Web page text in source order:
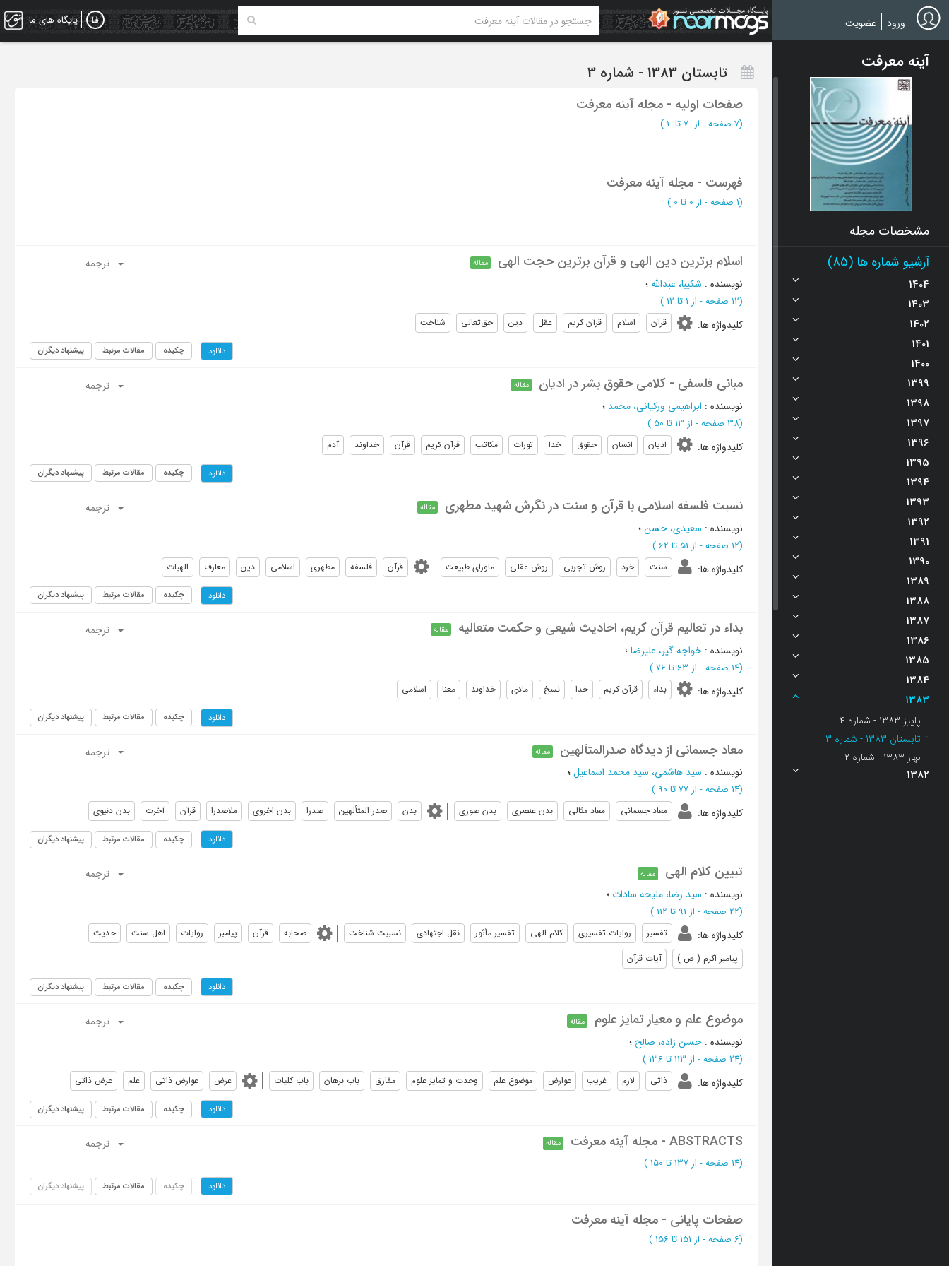
Skip
to
main
پایگاه های ما ورود عضویت
آینه معرفت
مشخصات مجله
آرشیو شماره ها (85)
1404
1403
1402
1401
1400
1399
1398
1397
1396
1395
1394
1393
1392
1391
1390
1389
1388
1387
1386
1385
1384
1383
پاييز 1383 - شماره 4
تابستان 1383 - شماره 3
بهار 1383 - شماره 2
1382
تابستان 1383 - شماره 3
صفحات اولیه - مجله آینه معرفت
(‎7 صفحه - از -7 تا -1 )
فهرست - مجله آینه معرفت
(‎1 صفحه - از 0 تا 0 )
اسلام برترین دین الهی و قرآن برترین حجت الهی مقاله
ترجمه
نویسنده : شکیبا، عبدالله ؛
(‎12 صفحه - از 1 تا 12 )
کلیدواژه ها: قرآن اسلام قرآن کریم عقل دین حق‌تعالی شناخت
دانلود چکیده مقالات مرتبط پیشنهاد دیگران
مبانی فلسفی - کلامی حقوق بشر در ادیان مقاله
ترجمه
نویسنده : ابراهیمی ورکیانی، محمد ؛
(‎38 صفحه - از 13 تا 50 )
کلیدواژه ها: ادیان انسان حقوق خدا تورات مکاتب قرآن کریم قرآن خداوند آدم
دانلود چکیده مقالات مرتبط پیشنهاد دیگران
نسبت فلسفه اسلامی با قرآن و سنت در نگرش شهید مطهری مقاله
ترجمه
نویسنده : سعیدی، حسن؛
(‎12 صفحه - از 51 تا 62 )
کلیدواژه ها: سنت خرد روش تجربی روش عقلی ماورای طبیعت قرآن فلسفه مطهری اسلامی دین معارف الهیات
دانلود چکیده مقالات مرتبط پیشنهاد دیگران
بداء در تعالیم قرآن کریم، احادیث شیعی و حکمت متعالیه مقاله
ترجمه
نویسنده : خواجه گیر، علیرضا؛
(‎14 صفحه - از 63 تا 76 )
کلیدواژه ها: بداء قرآن کریم خدا نسخ مادی خداوند معنا اسلامی
دانلود چکیده مقالات مرتبط پیشنهاد دیگران
معاد جسمانی از دیدگاه صدرالمتألهین مقاله
ترجمه
نویسنده : سید هاشمی، سید محمد اسماعیل؛
(‎14 صفحه - از 77 تا 90 )
کلیدواژه ها: معاد جسمانی معاد مثالی بدن عنصری بدن صوری بدن صدر المتألهین صدرا بدن اخروی ملاصدرا قرآن آخرت بدن دنیوی
دانلود چکیده مقالات مرتبط پیشنهاد دیگران
تبیین کلام الهی مقاله
ترجمه
نویسنده : سید رضا، ملیحه سادات ؛
(‎22 صفحه - از 91 تا 112 )
کلیدواژه ها: تفسیر روایات تفسیری کلام الهی تفسیر مأثور نقل اجتهادی نسبیت شناخت صحابه قرآن پیامبر روایات اهل سنت
حدیث
پیامبر اکرم ( ص )
آیات قرآن
دانلود چکیده مقالات مرتبط پیشنهاد دیگران
موضوع علم و معیار تمایز علوم مقاله
ترجمه
نویسنده : حسن زاده، صالح ؛
(‎24 صفحه - از 113 تا 136 )
کلیدواژه ها: ذاتی لازم غریب عوارض موضوع علم وحدت و تمایز علوم مفارق باب برهان باب کلیات عرض عوارض ذاتی علم عرض ذاتی
دانلود چکیده مقالات مرتبط پیشنهاد دیگران
ABSTRACTS - مجله آینه معرفت مقاله ترجمه
(‎14 صفحه - از 137 تا 150 )
دانلود چکیده مقالات مرتبط پیشنهاد دیگران
صفحات پایانی - مجله آینه معرفت
(‎6 صفحه - از 151 تا 156 )